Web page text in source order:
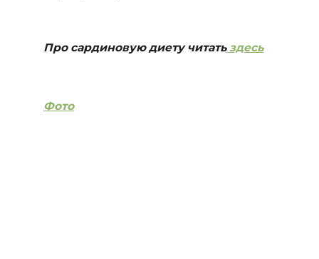
Про сардиновую диету читатьздесь
Фото